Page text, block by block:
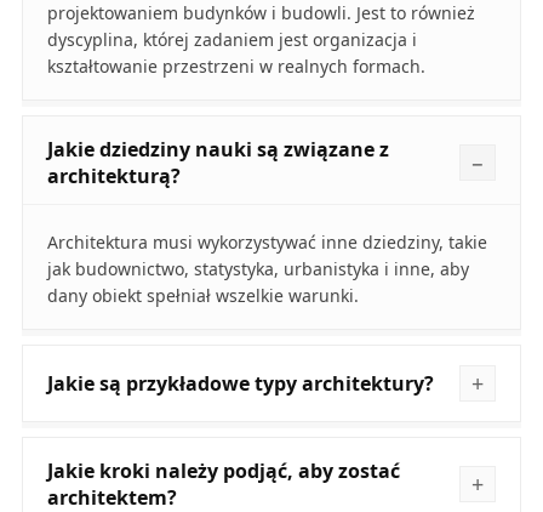
projektowaniem budynków i budowli. Jest to również
dyscyplina, której zadaniem jest organizacja i
kształtowanie przestrzeni w realnych formach.
Jakie dziedziny nauki są związane z
architekturą?
Architektura musi wykorzystywać inne dziedziny, takie
jak budownictwo, statystyka, urbanistyka i inne, aby
dany obiekt spełniał wszelkie warunki.
Jakie są przykładowe typy architektury?
Jakie kroki należy podjąć, aby zostać
architektem?